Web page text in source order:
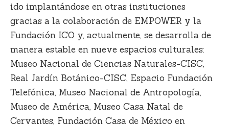
ido implantándose en otras instituciones
gracias a la colaboración de EMPOWER y la
Fundación ICO y, actualmente, se desarrolla de
manera estable en nueve espacios culturales:
Museo Nacional de Ciencias Naturales-CISC,
Real Jardín Botánico-CISC, Espacio Fundación
Telefónica, Museo Nacional de Antropología,
Museo de América, Museo Casa Natal de
Cervantes, Fundación Casa de México en